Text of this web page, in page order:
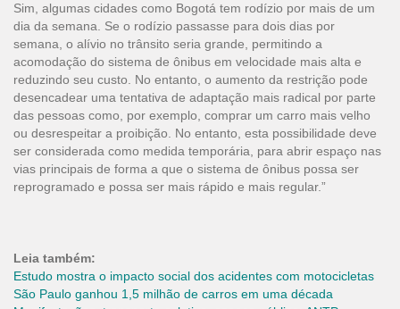
Sim, algumas cidades como Bogotá tem rodízio por mais de um
dia da semana. Se o rodízio passasse para dois dias por
semana, o alívio no trânsito seria grande, permitindo a
acomodação do sistema de ônibus em velocidade mais alta e
reduzindo seu custo. No entanto, o aumento da restrição pode
desencadear uma tentativa de adaptação mais radical por parte
das pessoas como, por exemplo, comprar um carro mais velho
ou desrespeitar a proibição. No entanto, esta possibilidade deve
ser considerada como medida temporária, para abrir espaço nas
vias principais de forma a que o sistema de ônibus possa ser
reprogramado e possa ser mais rápido e mais regular.”
Leia também:
Estudo mostra o impacto social dos acidentes com motocicletas
São Paulo ganhou 1,5 milhão de carros em uma década